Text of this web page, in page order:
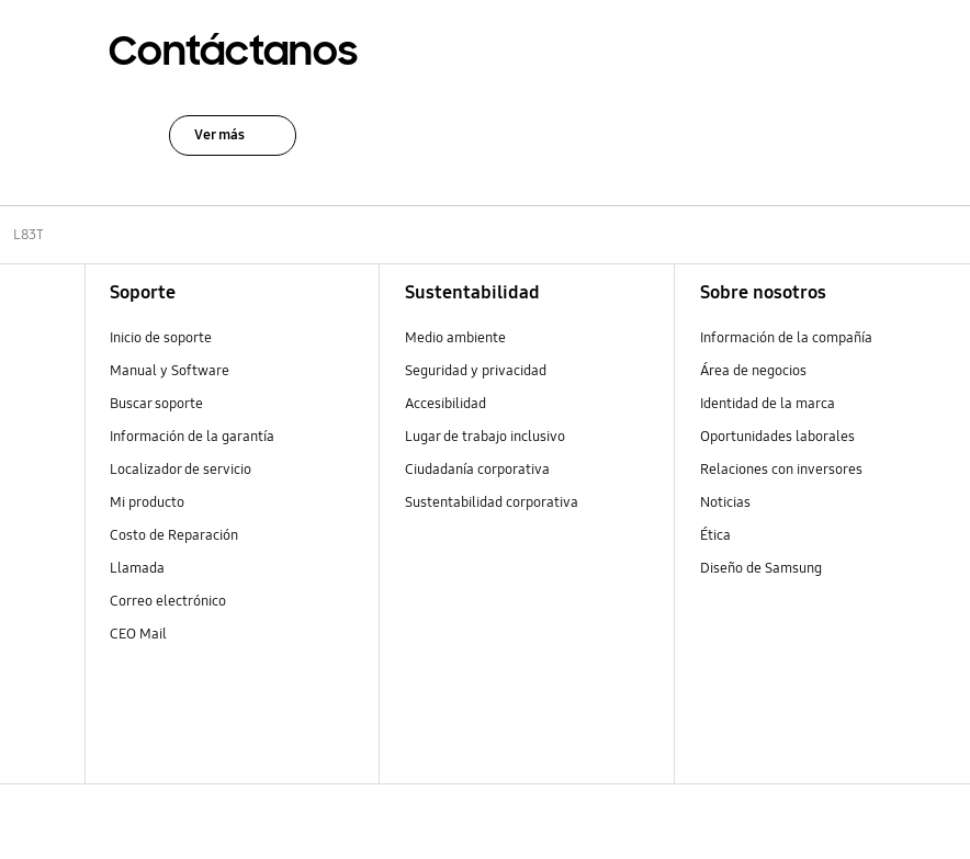
Contáctanos
Ver más
L83T
Soporte
Inicio de soporte
Manual y Software
Buscar soporte
Información de la garantía
Localizador de servicio
Mi producto
Costo de Reparación
Llamada
Correo electrónico
CEO Mail
Sustentabilidad
Medio ambiente
Seguridad y privacidad
Accesibilidad
Lugar de trabajo inclusivo
Ciudadanía corporativa
Sustentabilidad corporativa
Sobre nosotros
Información de la compañía
Área de negocios
Identidad de la marca
Oportunidades laborales
Relaciones con inversores
Noticias
Ética
Diseño de Samsung